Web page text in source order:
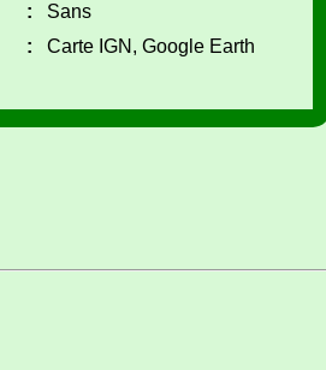
:
Sans
: Carte IGN, Google Earth